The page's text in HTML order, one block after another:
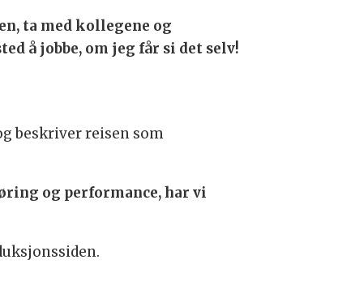
ta med kollegene og
å jobbe, om jeg får si det selv!
beskriver reisen som
og performance, har vi